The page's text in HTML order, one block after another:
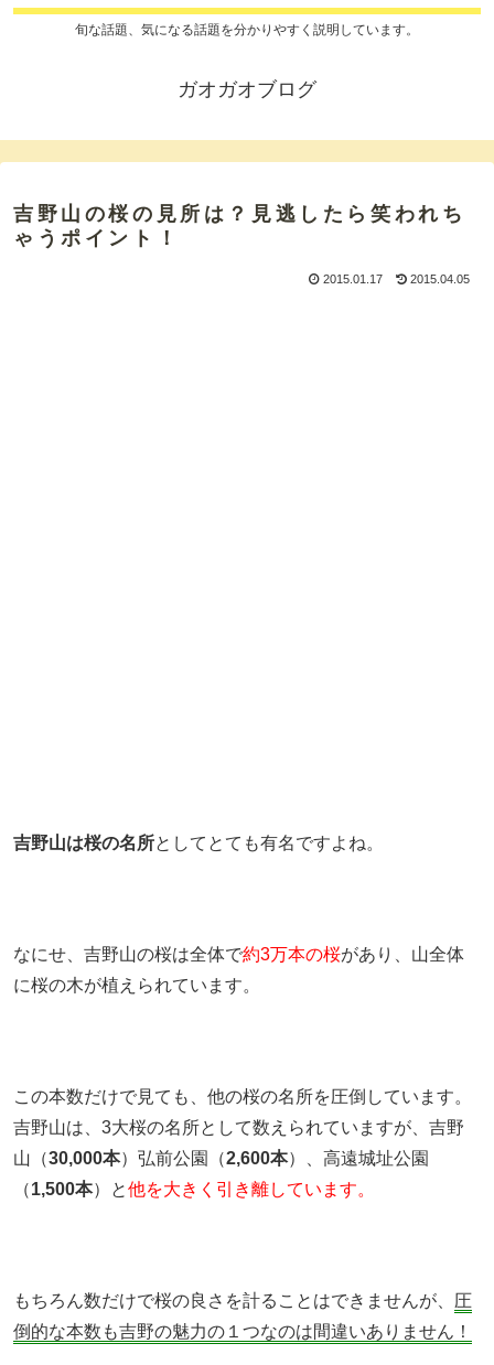
旬な話題、気になる話題を分かりやすく説明しています。
ガオガオブログ
吉野山の桜の見所は？見逃したら笑われち
ゃうポイント！
2015.01.17 2015.04.05
吉野山は桜の名所としてとても有名ですよね。
なにせ、吉野山の桜は全体で約3万本の桜があり、山全体
に桜の木が植えられています。
この本数だけで見ても、他の桜の名所を圧倒しています。
吉野山は、3大桜の名所として数えられていますが、吉野
山（30,000本）弘前公園（2,600本）、高遠城址公園
（1,500本）と他を大きく引き離しています。
もちろん数だけで桜の良さを計ることはできませんが、 圧
倒的な本数も吉野の魅力の１つなのは間違いありません！